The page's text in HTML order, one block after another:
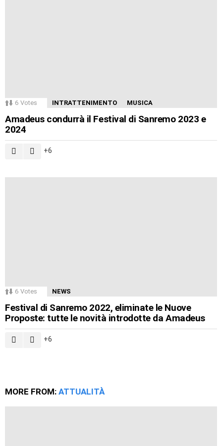
6 Votes INTRATTENIMENTO MUSICA
Amadeus condurrà il Festival di Sanremo 2023 e
2024
6
6 Votes NEWS
Festival di Sanremo 2022, eliminate le Nuove
Proposte: tutte le novità introdotte da Amadeus
6
MORE FROM: ATTUALITÀ